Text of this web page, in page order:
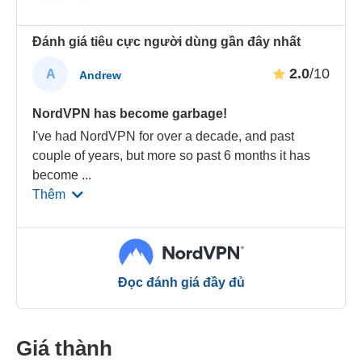
Đánh giá tiêu cực người dùng gần đây nhất
A Andrew 2.0/10
NordVPN has become garbage!
I've had NordVPN for over a decade, and past
couple of years, but more so past 6 months it has
become ...
Thêm
Đọc đánh giá đầy đủ
Giá thành